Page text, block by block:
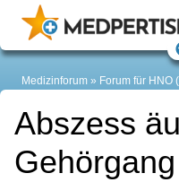
Medizinforum Forum für HNO
Abszess
Gehörgang